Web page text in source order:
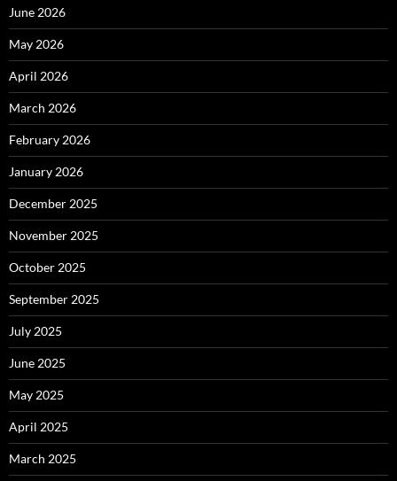
June 2026
May 2026
April 2026
March 2026
February 2026
January 2026
December 2025
November 2025
October 2025
September 2025
July 2025
June 2025
May 2025
April 2025
March 2025